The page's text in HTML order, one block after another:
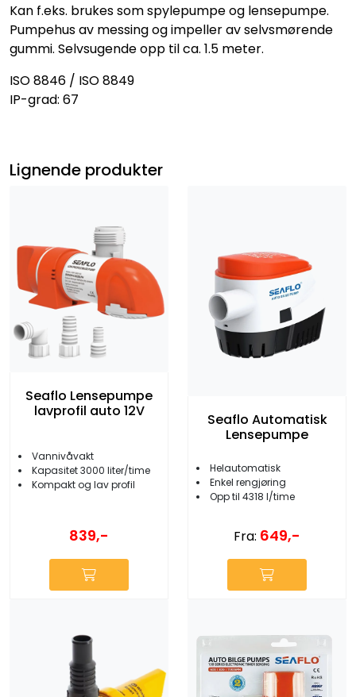
Kan f.eks. brukes som spylepumpe og lensepumpe.
Pumpehus av messing og impeller av selvsmørende
gummi. Selvsugende opp til ca. 1.5 meter.
ISO 8846 / ISO 8849
IP-grad: 67
Lignende produkter
Seaflo Lensepumpe
lavprofil auto 12V
Vannivåvakt
Kapasitet 3000 liter/time
Kompakt og lav profil
839,-
Seaflo Automatisk
Lensepumpe
Helautomatisk
Enkel rengjøring
Opp til 4318 l/time
Fra: 649,-